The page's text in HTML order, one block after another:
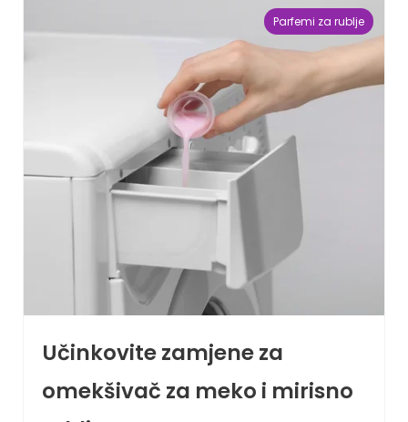
Parfemi za rublje
Učinkovite zamjene za
omekšivač za meko i mirisno